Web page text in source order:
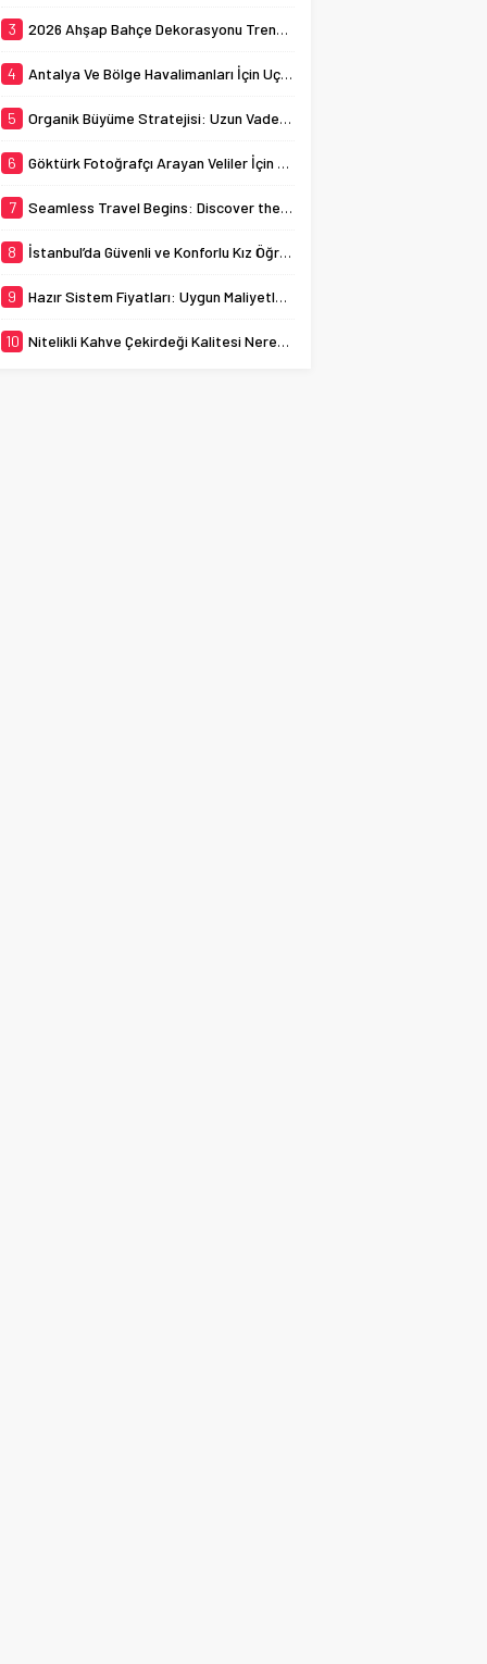
sometimes...
Bu bağlamda, İstanbul
kadınların...
3 2026 Ahşap Bahçe Dekorasyonu Trendleri: Doğal ve Modern Tasarım Önerileri
4 Antalya Ve Bölge Havalimanları İçin Uçak Radarı
5 Organik Büyüme Stratejisi: Uzun Vadede Sosyal Medya Başarısı Nasıl Sağlanır?
6 Göktürk Fotoğrafçı Arayan Veliler İçin Okul Kaydı Fotoğrafı Hazırlık Listesi
7 Seamless Travel Begins: Discover the Convenience of Istanbul Transfer Services
8 İstanbul’da Güvenli ve Konforlu Kız Öğrenci Yurtları
9 Hazır Sistem Fiyatları: Uygun Maliyetlerle Verimlilik Sağlayın
10 Nitelikli Kahve Çekirdeği Kalitesi Nereden Anlaşılır?